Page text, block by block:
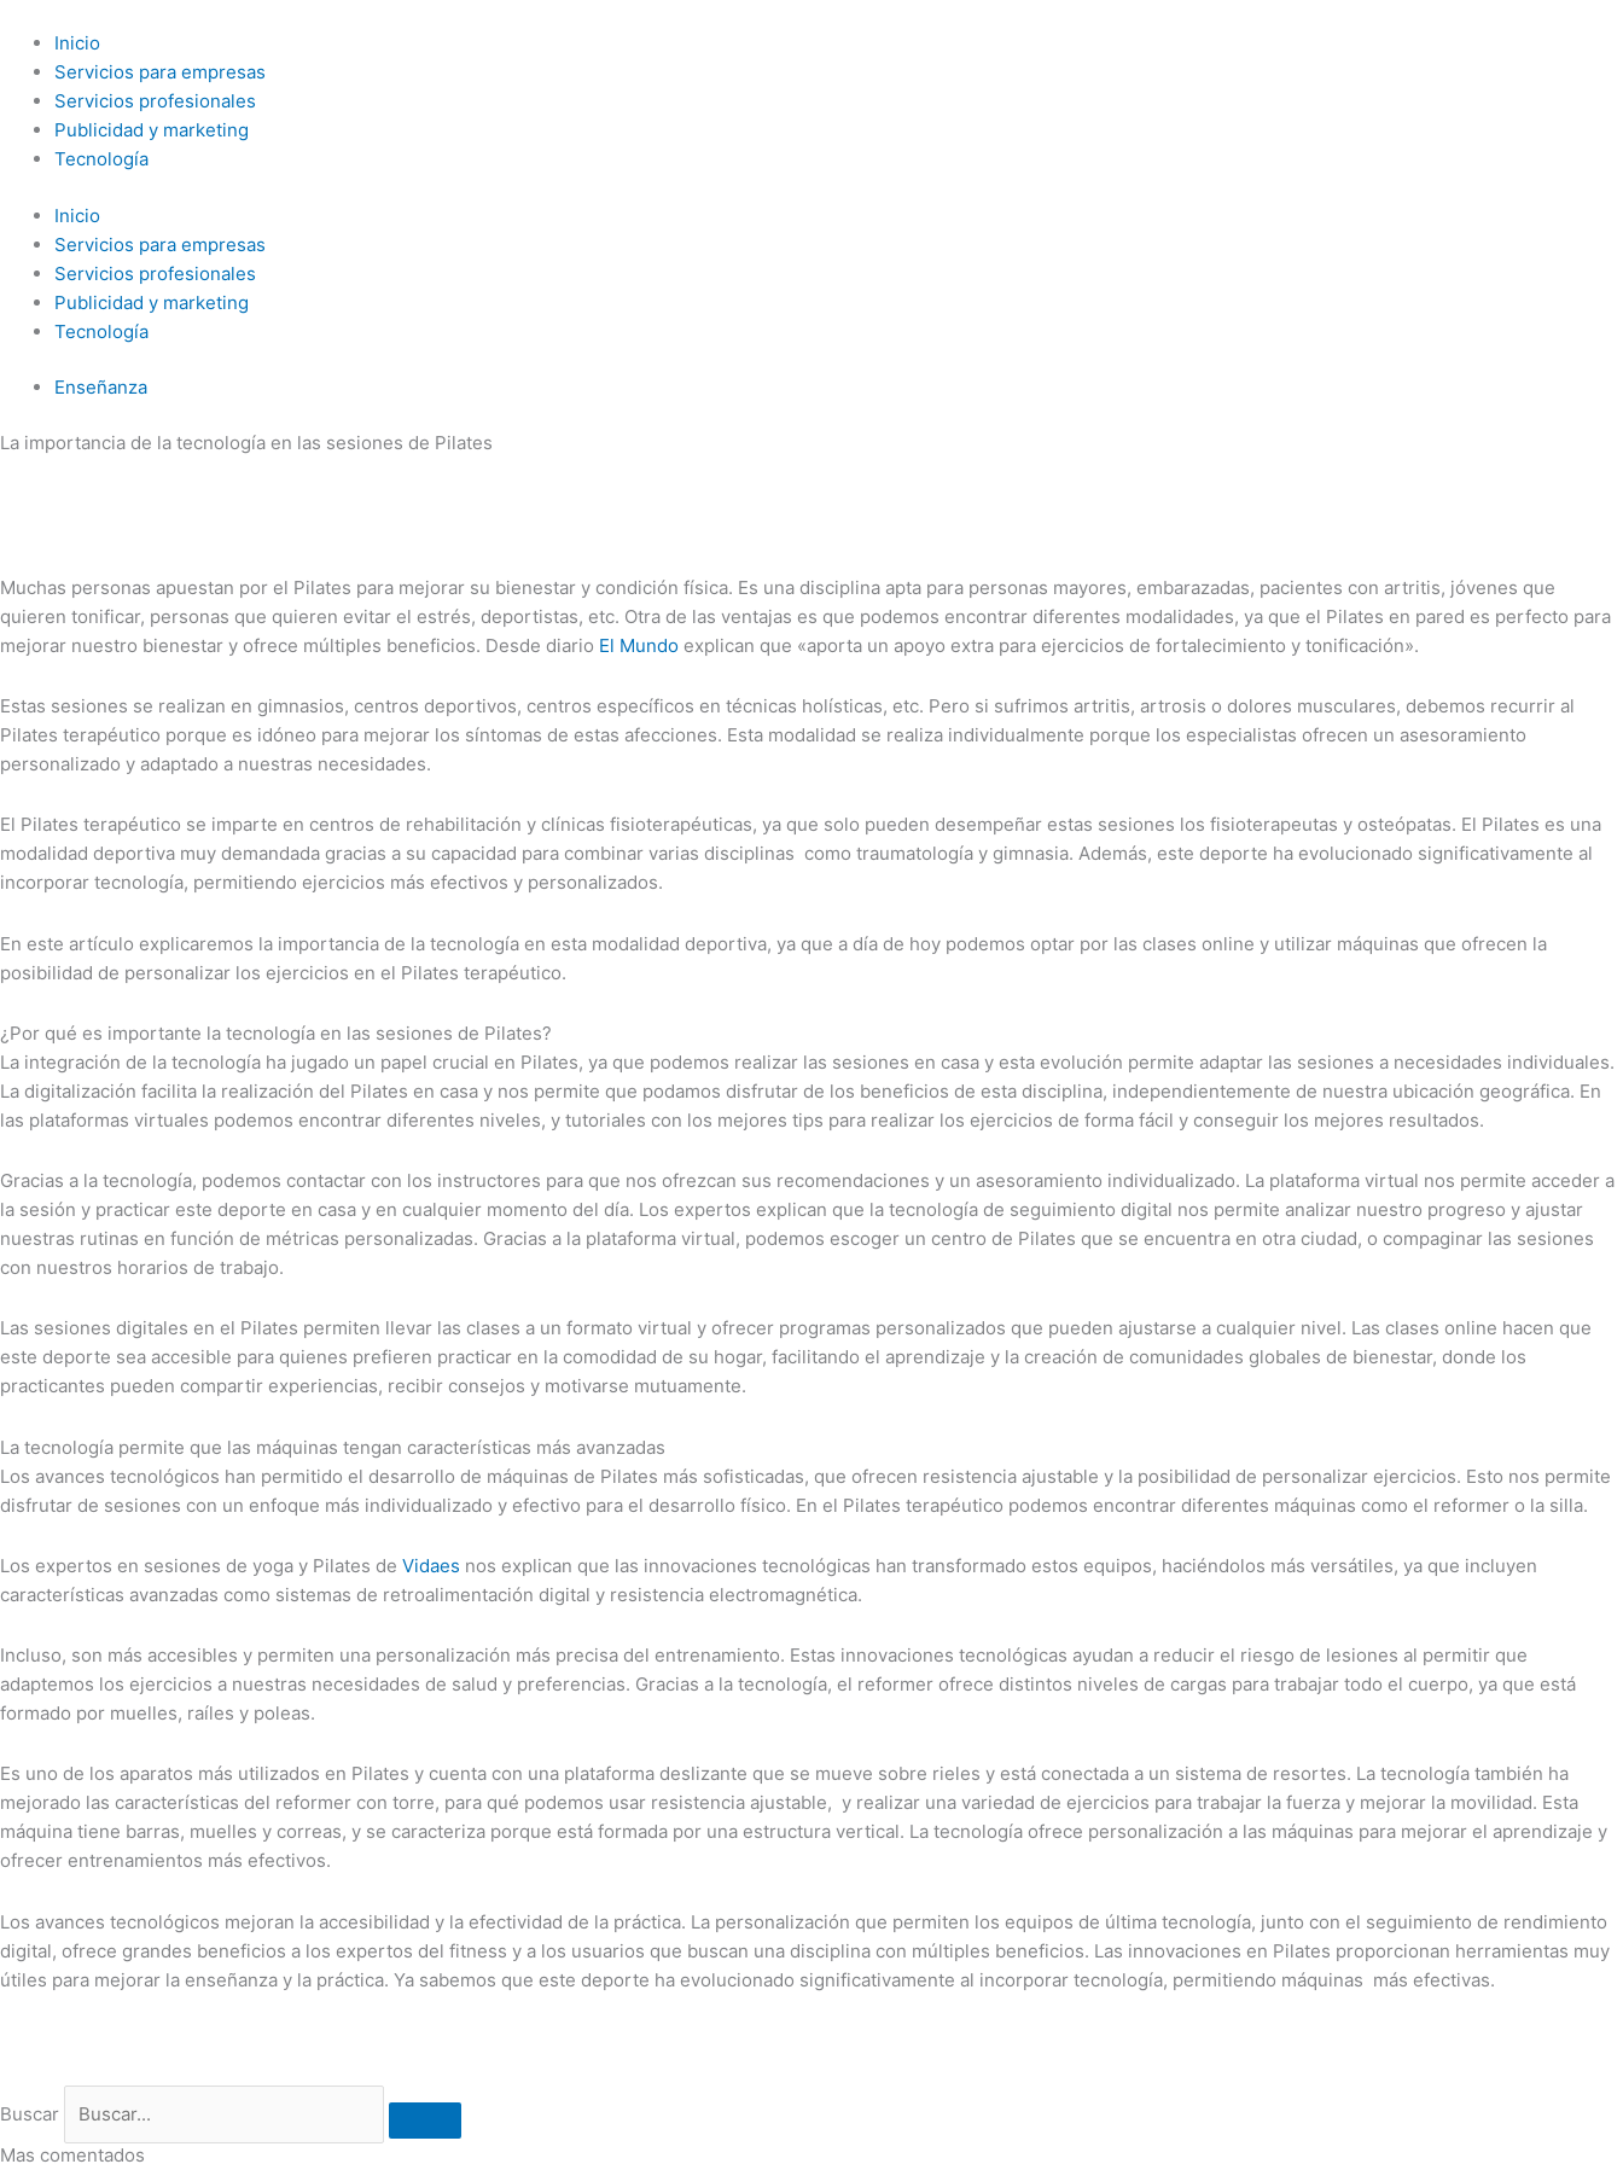
contenido
Inicio
Servicios para empresas
Servicios profesionales
Publicidad y marketing
Tecnología
Inicio
Servicios para empresas
Servicios profesionales
Publicidad y marketing
Tecnología
Enseñanza
La importancia de la tecnología en las sesiones de Pilates
Muchas personas apuestan por el Pilates para mejorar su bienestar y condición física. Es una disciplina apta para personas mayores, embarazadas, pacientes con artritis, jóvenes que
quieren tonificar, personas que quieren evitar el estrés, deportistas, etc. Otra de las ventajas es que podemos encontrar diferentes modalidades, ya que el Pilates en pared es perfecto para
mejorar nuestro bienestar y ofrece múltiples beneficios. Desde diario El Mundo explican que «aporta un apoyo extra para ejercicios de fortalecimiento y tonificación».
Estas sesiones se realizan en gimnasios, centros deportivos, centros específicos en técnicas holísticas, etc. Pero si sufrimos artritis, artrosis o dolores musculares, debemos recurrir al
Pilates terapéutico porque es idóneo para mejorar los síntomas de estas afecciones. Esta modalidad se realiza individualmente porque los especialistas ofrecen un asesoramiento
personalizado y adaptado a nuestras necesidades.
El Pilates terapéutico se imparte en centros de rehabilitación y clínicas fisioterapéuticas, ya que solo pueden desempeñar estas sesiones los fisioterapeutas y osteópatas. El Pilates es una
modalidad deportiva muy demandada gracias a su capacidad para combinar varias disciplinas como traumatología y gimnasia. Además, este deporte ha evolucionado significativamente al
incorporar tecnología, permitiendo ejercicios más efectivos y personalizados.
En este artículo explicaremos la importancia de la tecnología en esta modalidad deportiva, ya que a día de hoy podemos optar por las clases online y utilizar máquinas que ofrecen la
posibilidad de personalizar los ejercicios en el Pilates terapéutico.
¿Por qué es importante la tecnología en las sesiones de Pilates?
La integración de la tecnología ha jugado un papel crucial en Pilates, ya que podemos realizar las sesiones en casa y esta evolución permite adaptar las sesiones a necesidades individuales.
La digitalización facilita la realización del Pilates en casa y nos permite que podamos disfrutar de los beneficios de esta disciplina, independientemente de nuestra ubicación geográfica. En
las plataformas virtuales podemos encontrar diferentes niveles, y tutoriales con los mejores tips para realizar los ejercicios de forma fácil y conseguir los mejores resultados.
Gracias a la tecnología, podemos contactar con los instructores para que nos ofrezcan sus recomendaciones y un asesoramiento individualizado. La plataforma virtual nos permite acceder a
la sesión y practicar este deporte en casa y en cualquier momento del día. Los expertos explican que la tecnología de seguimiento digital nos permite analizar nuestro progreso y ajustar
nuestras rutinas en función de métricas personalizadas. Gracias a la plataforma virtual, podemos escoger un centro de Pilates que se encuentra en otra ciudad, o compaginar las sesiones
con nuestros horarios de trabajo.
Las sesiones digitales en el Pilates permiten llevar las clases a un formato virtual y ofrecer programas personalizados que pueden ajustarse a cualquier nivel. Las clases online hacen que
este deporte sea accesible para quienes prefieren practicar en la comodidad de su hogar, facilitando el aprendizaje y la creación de comunidades globales de bienestar, donde los
practicantes pueden compartir experiencias, recibir consejos y motivarse mutuamente.
La tecnología permite que las máquinas tengan características más avanzadas
Los avances tecnológicos han permitido el desarrollo de máquinas de Pilates más sofisticadas, que ofrecen resistencia ajustable y la posibilidad de personalizar ejercicios. Esto nos permite
disfrutar de sesiones con un enfoque más individualizado y efectivo para el desarrollo físico. En el Pilates terapéutico podemos encontrar diferentes máquinas como el reformer o la silla.
Los expertos en sesiones de yoga y Pilates de Vidaes nos explican que las innovaciones tecnológicas han transformado estos equipos, haciéndolos más versátiles, ya que incluyen
características avanzadas como sistemas de retroalimentación digital y resistencia electromagnética.
Incluso, son más accesibles y permiten una personalización más precisa del entrenamiento. Estas innovaciones tecnológicas ayudan a reducir el riesgo de lesiones al permitir que
adaptemos los ejercicios a nuestras necesidades de salud y preferencias. Gracias a la tecnología, el reformer ofrece distintos niveles de cargas para trabajar todo el cuerpo, ya que está
formado por muelles, raíles y poleas.
Es uno de los aparatos más utilizados en Pilates y cuenta con una plataforma deslizante que se mueve sobre rieles y está conectada a un sistema de resortes. La tecnología también ha
mejorado las características del reformer con torre, para qué podemos usar resistencia ajustable, y realizar una variedad de ejercicios para trabajar la fuerza y mejorar la movilidad. Esta
máquina tiene barras, muelles y correas, y se caracteriza porque está formada por una estructura vertical. La tecnología ofrece personalización a las máquinas para mejorar el aprendizaje y
ofrecer entrenamientos más efectivos.
Los avances tecnológicos mejoran la accesibilidad y la efectividad de la práctica. La personalización que permiten los equipos de última tecnología, junto con el seguimiento de rendimiento
digital, ofrece grandes beneficios a los expertos del fitness y a los usuarios que buscan una disciplina con múltiples beneficios. Las innovaciones en Pilates proporcionan herramientas muy
útiles para mejorar la enseñanza y la práctica. Ya sabemos que este deporte ha evolucionado significativamente al incorporar tecnología, permitiendo máquinas más efectivas.
Buscar
Mas comentados